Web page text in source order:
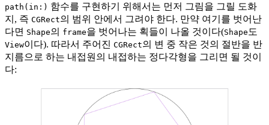
path(in:) 함수를 구현하기 위해서는 먼저 그림을 그릴 도화
지, 즉 CGRect의 범위 안에서 그려야 한다. 만약 여기를 벗어난
다면 Shape의 frame을 벗어나는 획들이 나올 것이다(Shape 도
View이다). 따라서 주어진 CGRect의 변 중 작은 것의 절반을 반
지름으로 하는 내접원의 내접하는 정다각형을 그리면 될 것이
다: